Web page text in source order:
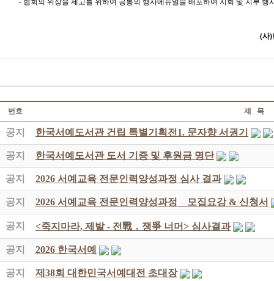
- 협회의 위상을 제고를 위하여 공통의 행사메뉴얼을 배포하여 지회 및 지부 행
(사)
번호 제 목
공지 한국서예도서관 건립 특별기획전1. 문자향 서권기
공지 한국서예도서관 도서 기증 및 후원금 명단
공지 2026 서예교육 전문인력양성과정 심사 결과
공지 2026 서예교육 전문인력양성과정 _ 모집요강 & 신청서
공지 <죽지마라, 제발 - 전戰 ․ 쟁爭 너머> 심사결과
공지 2026 한국서예
공지 제38회 대한민국서예대전 초대장